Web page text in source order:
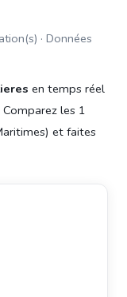
· Données
en temps réel
Comparez les 1
et faites